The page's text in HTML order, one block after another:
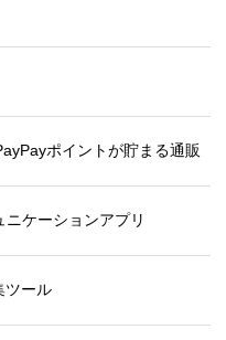
ポイントが貯まる通販
ケーションアプリ
ツール